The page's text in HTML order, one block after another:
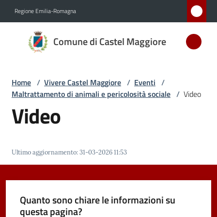
Regione Emilia-Romagna
Comune di Castel Maggiore
Comune
di Castel
D'ARGENTO
AL MERITO
CIVILE
Amministrazione
Novità
Servizi
Home / Vivere Castel Maggiore / Eventi /
Maltrattamento di animali e pericolosità sociale / Video
Video
Ultimo aggiornamento:31-03-2026 11:53
Quanto sono chiare le informazioni su
questa pagina?